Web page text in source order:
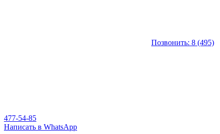
Позвонить: 8 (495)
477-54-85
Написать в WhatsApp